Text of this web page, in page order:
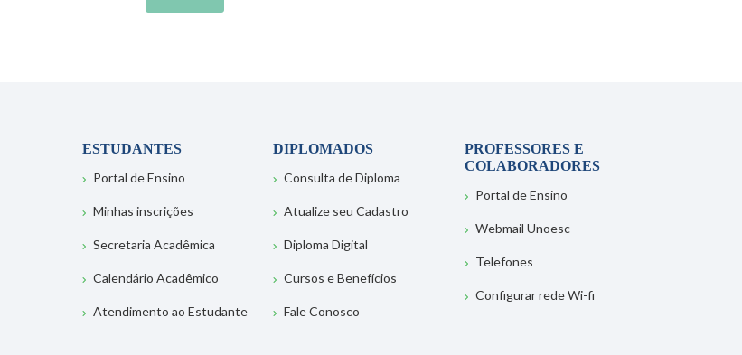
ESTUDANTES
Portal de Ensino
Minhas inscrições
Secretaria Acadêmica
Calendário Acadêmico
Atendimento ao Estudante
DIPLOMADOS
Consulta de Diploma
Atualize seu Cadastro
Diploma Digital
Cursos e Benefícios
Fale Conosco
PROFESSORES E
COLABORADORES
Portal de Ensino
Webmail Unoesc
Telefones
Configurar rede Wi-fi